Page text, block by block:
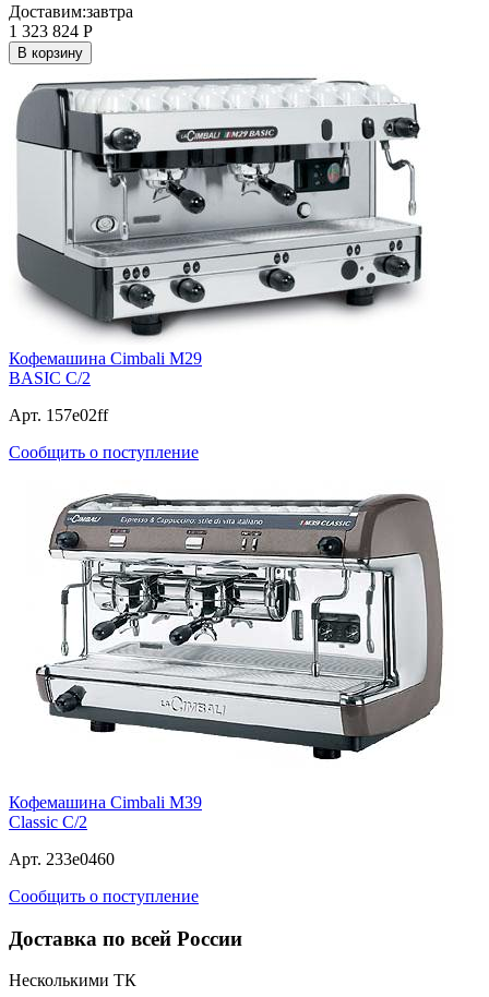
Доставим:завтра
1 323 824 Р
В корзину
Кофемашина Cimbali M29
BASIC C/2
Арт. 157e02ff
Сообщить о поступление
Кофемашина Cimbali M39
Classic C/2
Арт. 233e0460
Сообщить о поступление
Доставка по всей России
Несколькими ТК